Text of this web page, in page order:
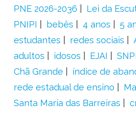
PNE 2026-2036
Lei da
PNIPI
bebês 4 anos 5
estudantes
redes sociais
adultos
idosos EJAI
Chã Grande
índice de
rede estadual de ensino
Santa Maria das Barreiras